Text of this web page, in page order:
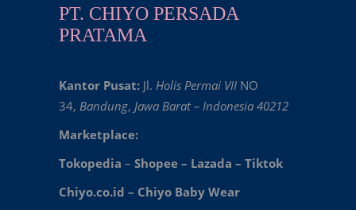
PT. CHIYO PERSADA
PRATAMA
Kantor Pusat: Jl. Holis Permai VII NO
34, Bandung, Jawa Barat – Indonesia 40212
Marketplace:
Tokopedia – Shopee – Lazada – Tiktok
Chiyo.co.id – Chiyo Baby Wear